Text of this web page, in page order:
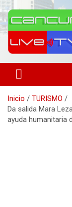
Saltar
al
contenido
Cancún
Inicio
TURISMO
Da salida Mara
ayuda humanitaria